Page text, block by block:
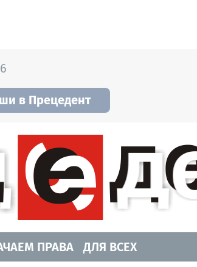
в Прецедент
ПРАВА ДЛЯ ВСЕХ